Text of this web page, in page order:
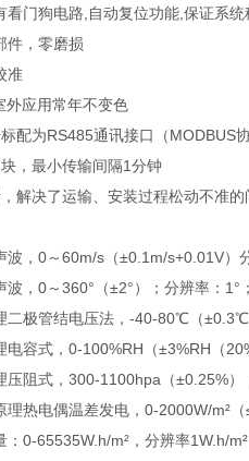
看门狗电路,自动复位功能,保证系统
件，零磨损
准
外应用常年不变色
配为RS485通讯接口（
，最小传输间隔1分钟
解决了运输、安装过程松动不准
波，0～60m/s（±0.1m/s+0.01V）
，0～360°（±2°）；分辨率：1°；
二极管结电压法，-40-80℃（
容式，0-100%RH（±3%RH（
压阻式，300-1100hpa（±0.25%）
理热电偶温差发电，0-2000W/m²
0-65535W.h/m²，分辨率1W.h/m²